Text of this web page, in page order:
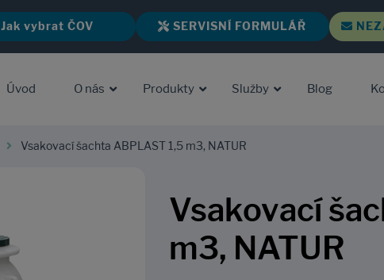
Jak vybrat ČOV SERVISNÍ FORMULÁŘ
Úvod O nás Produkty Služby Blog
Vsakovací šachta ABPLAST 1,5 m3, NATUR
Vsakovací
m3, NATUR